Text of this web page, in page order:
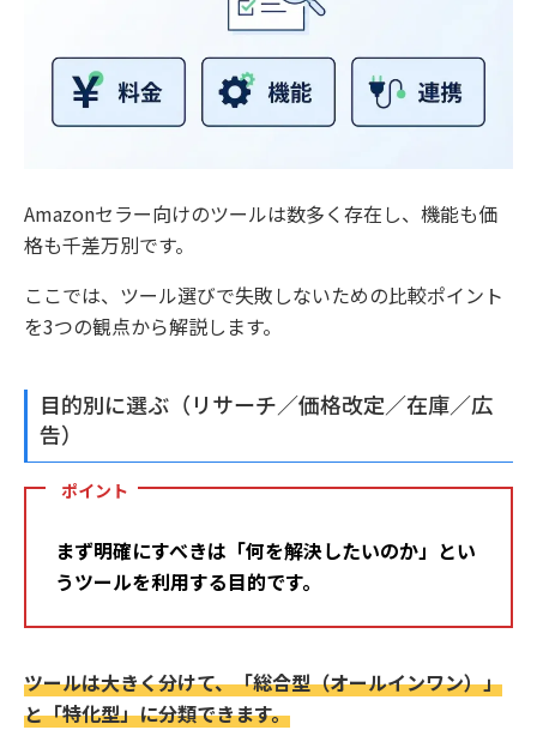
Amazonセラー向けのツールは数多く存在し、機能も価
格も千差万別です。
ここでは、ツール選びで失敗しないための比較ポイント
を3つの観点から解説します。
目的別に選ぶ（リサーチ／価格改定／在庫／広
告）
ポイント
まず明確にすべきは「何を解決したいのか」とい
うツールを利用する目的です。
ツールは大きく分けて、「総合型（オールインワン）」
と「特化型」に分類できます。